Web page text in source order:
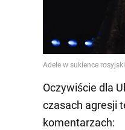
Oczywiście dla
czasach agresji
komentarzach: